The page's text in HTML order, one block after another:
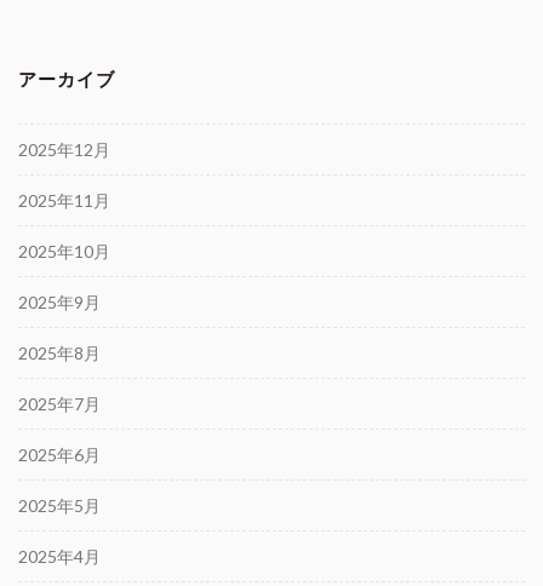
アーカイブ
2025年12月
2025年11月
2025年10月
2025年9月
2025年8月
2025年7月
2025年6月
2025年5月
2025年4月